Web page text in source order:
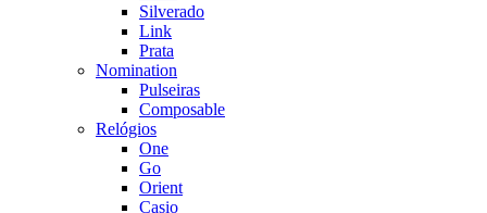
Silverado
Link
Prata
Nomination
Pulseiras
Composable
Relógios
One
Go
Orient
Casio